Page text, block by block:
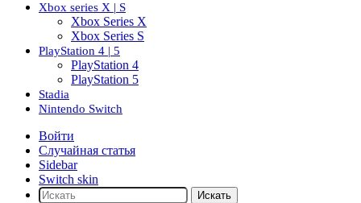
Xbox series X | S
Xbox Series X
Xbox Series S
PlayStation 4 | 5
PlayStation 4
PlayStation 5
Stadia
Nintendo Switch
Войти
Случайная статья
Sidebar
Switch skin
Искать